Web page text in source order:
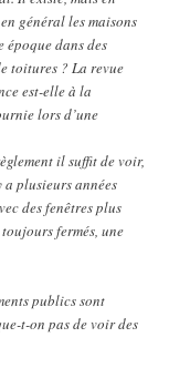
général les maisons
dans des
toitures ? La revue
est-elle à la
lors d’une
il suffit de voir,
plusieurs années
des fenêtres plus
fermés, une
publics sont
t-on pas de voir des